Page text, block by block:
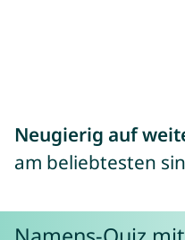
Neugierig auf
am beliebtesten